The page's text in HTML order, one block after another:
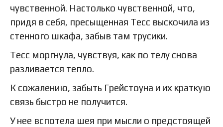
чувственной. Настолько чувственной, что,
придя в себя, пресыщенная Тесс выскочила из
стенного шкафа, забыв там трусики.
Тесс моргнула, чувствуя, как по телу снова
разливается тепло.
К сожалению, забыть Грейстоуна и их краткую
связь быстро не получится.
У нее вспотела шея при мысли о предстоящей